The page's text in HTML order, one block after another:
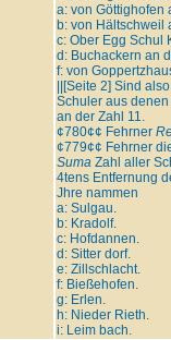
a: von Göttighofen
b: von Hältschweil
c: Ober Egg Schul
d: Buchackern an
f: von
||[Seite 2] Sind
Schuler aus
an der Zahl 11.
¢780¢¢ Fehrner
¢779¢¢ Fehrner
Suma Zahl aller
4tens Entfernung
Jhre nammen
a: Sulgau.
b: Kradolf.
c: Hofdannen.
d: Sitter dorf.
e: Zillschlacht.
f: Bießehofen.
g: Erlen.
h: Nieder Rieth.
i: Leim bach.